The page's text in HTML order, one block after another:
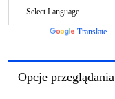
Translate
Opcje przeglądania